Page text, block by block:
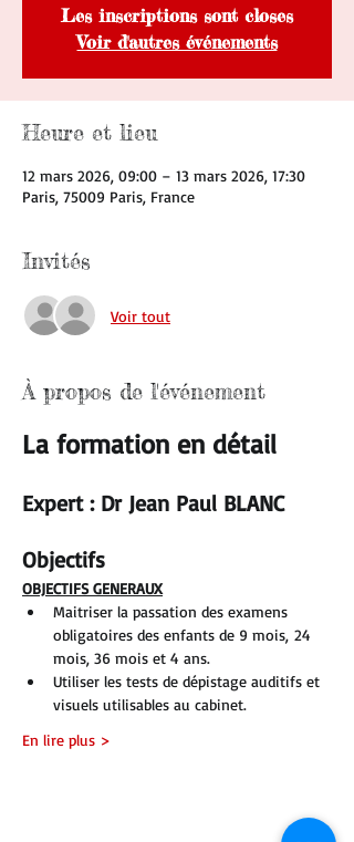
Les inscriptions sont closes
Voir d'autres événements
Heure et lieu
12 mars 2026, 09:00 – 13 mars 2026, 17:30
Paris, 75009 Paris, France
Invités
Voir tout
À propos de l'événement
La formation en détail
Expert : Dr Jean Paul BLANC
Objectifs
OBJECTIFS GENERAUX
Maitriser la passation des examens
obligatoires des enfants de 9 mois, 24
mois, 36 mois et 4 ans.
Utiliser les tests de dépistage auditifs et
visuels utilisables au cabinet.
En lire plus >